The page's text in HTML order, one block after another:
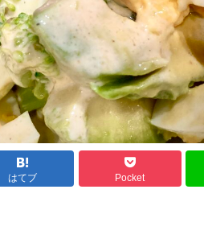
はてブ Pocket